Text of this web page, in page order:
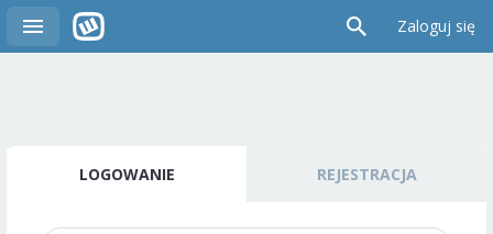
Zaloguj się
LOGOWANIE REJESTRACJA